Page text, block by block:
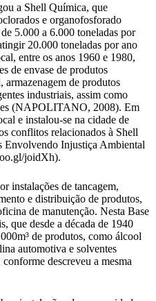
a Shell Química, que
e organofosforado
5.000 a 6.000 toneladas por
20.000 toneladas por ano
entre os anos 1960 e 1980,
de envase de produtos
de produtos
industriais, assim como
(NAPOLITANO, 2008). Em
e instalou-se na cidade de
conflitos relacionados à Shell
Envolvendo Injustiça Ambiental
joidXh).
instalações de tancagem,
e distribuição de produtos,
de manutenção. Nesta Base
que desde a década de 1940
de produtos, como álcool
automotiva e solventes
descreveu a mesma